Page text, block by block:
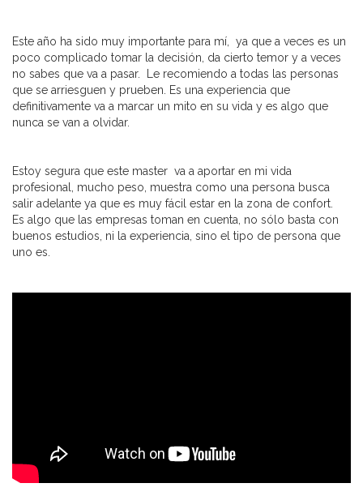
Este año ha sido muy importante para mí, ya que a veces es un
poco complicado tomar la decisión, da cierto temor y a veces
no sabes que va a pasar. Le recomiendo a todas las personas
que se arriesguen y prueben. Es una experiencia que
definitivamente va a marcar un mito en su vida y es algo que
nunca se van a olvidar.
Estoy segura que este master va a aportar en mi vida
profesional, mucho peso, muestra como una persona busca
salir adelante ya que es muy fácil estar en la zona de confort.
Es algo que las empresas toman en cuenta, no sólo basta con
buenos estudios, ni la experiencia, sino el tipo de persona que
uno es.